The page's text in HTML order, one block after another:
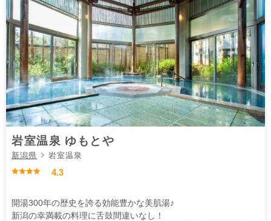
岩室温泉 ゆもとや
新潟県 岩室温泉
4.3
開湯300年の歴史を誇る効能豊かな美肌湯♪
新潟の幸満載の料理に舌鼓間違いなし！